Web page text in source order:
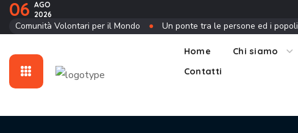
06 AGO
2026
Comunità Volontari per il Mondo ● Un ponte tra le persone ed i popoli
Home Chi siamo
Contatti
Contatti